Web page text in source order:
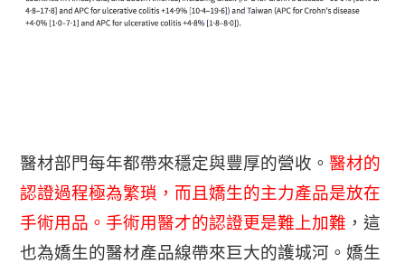
醫材部門每年都帶來穩定與豐厚的營收。醫材的
認證過程極為繁瑣，而且嬌生的主力產品是放在
手術用品。手術用醫才的認證更是難上加難 ，這
也為嬌生的醫材產品線帶來巨大的護城河。嬌生